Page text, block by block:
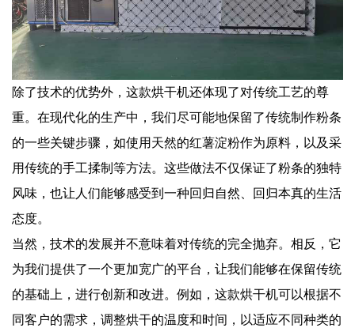
除了技术的优势外，这款烘干机还体现了对传统工艺的尊
重。在现代化的生产中，我们尽可能地保留了传统制作粉条
的一些关键步骤，如使用天然的红薯淀粉作为原料，以及采
用传统的手工揉制等方法。这些做法不仅保证了粉条的独特
风味，也让人们能够感受到一种回归自然、回归本真的生活
态度。
当然，技术的发展并不意味着对传统的完全抛弃。相反，它
为我们提供了一个更加宽广的平台，让我们能够在保留传统
的基础上，进行创新和改进。例如，这款烘干机可以根据不
同客户的需求，调整烘干的温度和时间，以适应不同种类的